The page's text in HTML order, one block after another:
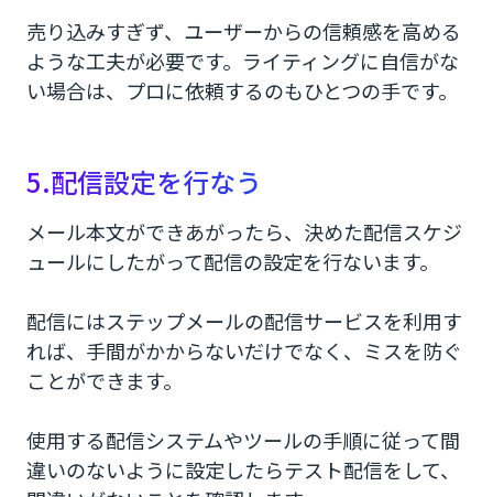
売り込みすぎず、ユーザーからの信頼感を高める
ような工夫が必要です。ライティングに自信がな
い場合は、プロに依頼するのもひとつの手です。
5.配信設定を行なう
メール本文ができあがったら、決めた配信スケジ
ュールにしたがって配信の設定を行ないます。
配信にはステップメールの配信サービスを利用す
れば、手間がかからないだけでなく、ミスを防ぐ
ことができます。
使用する配信システムやツールの手順に従って間
違いのないように設定したらテスト配信をして、